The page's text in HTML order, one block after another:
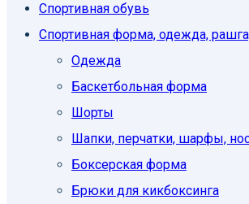
Спортивная обувь
Спортивная форма, одежда,
Одежда
Баскетбольная форма
Шорты
Шапки, перчатки, шарфы,
Боксерская форма
Брюки для кикбоксинга